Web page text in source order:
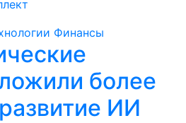
Финансы
более
ИИ